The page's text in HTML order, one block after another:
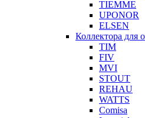
TIEMME
UPONOR
ELSEN
Коллектора для
TIM
FIV
MVI
STOUT
REHAU
WATTS
Comisa